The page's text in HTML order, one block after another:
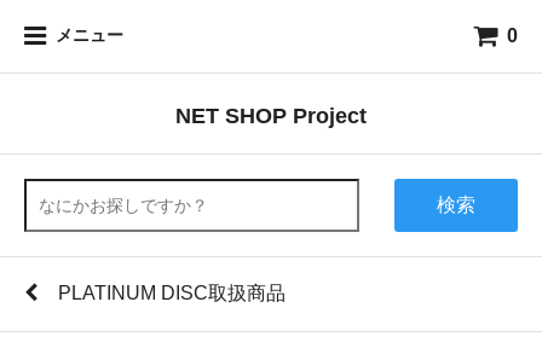
メニュー 0
NET SHOP Project
検索
PLATINUM DISC取扱商品